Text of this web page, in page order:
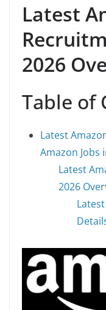
Latest
2026
Table of
Latest
Amazon Jobs
Latest
2026